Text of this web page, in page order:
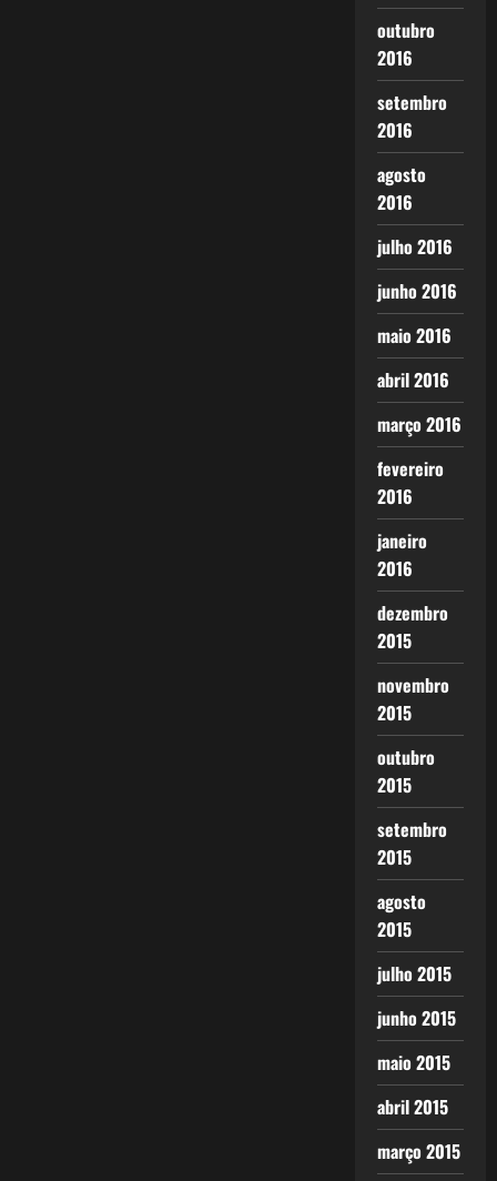
outubro
2016
setembro
2016
agosto
2016
julho 2016
junho 2016
maio 2016
abril 2016
março 2016
fevereiro
2016
janeiro
2016
dezembro
2015
novembro
2015
outubro
2015
setembro
2015
agosto
2015
julho 2015
junho 2015
maio 2015
abril 2015
março 2015